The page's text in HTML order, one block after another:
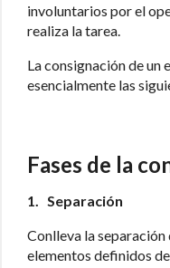
involuntarios por el
realiza la tarea.
La consignación de
esencialmente las
Fases de la
1. Separación
Conlleva la
elementos definidos